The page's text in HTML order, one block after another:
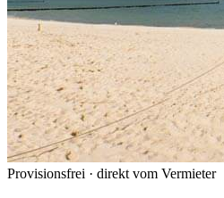
Provisionsfrei · direkt vom Vermieter